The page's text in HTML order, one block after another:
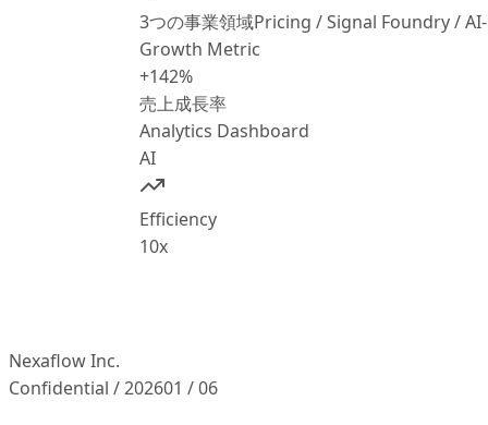
3つの事業領域Pricing / Signal Foundry /
Growth Metric
+142%
売上成長率
Analytics Dashboard
AI
Efficiency
10x
Nexaflow Inc.
Confidential / 202601 /06